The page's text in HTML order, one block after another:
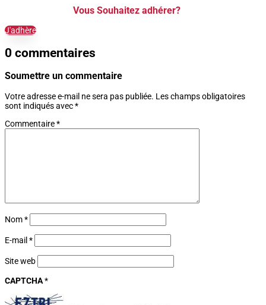
Vous Souhaitez adhérer?
J'adhère
0 commentaires
Soumettre un commentaire
Votre adresse e-mail ne sera pas publiée. Les champs obligatoires
sont indiqués avec*
Commentaire*
Nom*
E-mail *
Site web
CAPTCHA*